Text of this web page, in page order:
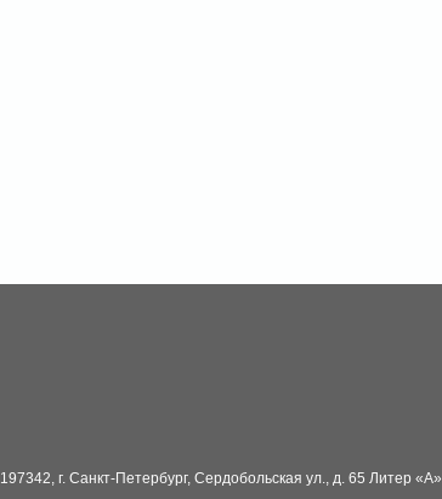
197342, г. Санкт-Петербург, Сердобольская ул., д. 65 Литер «А»